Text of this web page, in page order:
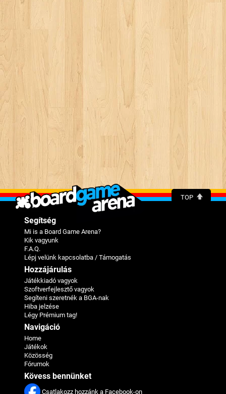
TOP
Segítség
Mi is a Board Game Arena?
Kik vagyunk
F.A.Q.
Lépj velünk kapcsolatba / Támogatás
Hozzájárulás
Játékkiadó vagyok
Szoftverfejlesztő vagyok
Segíteni szeretnék a BGA-nak
Hiba jelzése
Légy Prémium tag!
Navigáció
Home
Játékok
Közösség
Fórumok
Kövess bennünket
Csatlakozz hozzánk a Facebook-on